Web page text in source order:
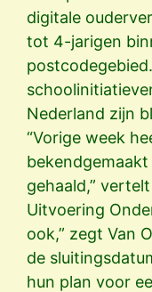
digitale
tot 4-jarigen
Nederland zijn
“Vorige week
gehaald,”
Uitvoering
ook,” zegt Van
de
hun plan voor